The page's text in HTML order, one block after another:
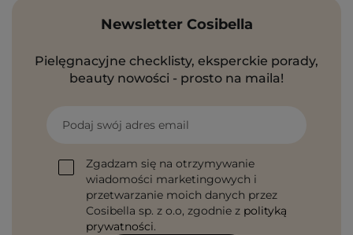
Newsletter Cosibella
Pielęgnacyjne checklisty, eksperckie porady,
beauty nowości - prosto na maila!
Podaj swój adres email
Zgadzam się na otrzymywanie
wiadomości marketingowych i
przetwarzanie moich danych przez
Cosibella sp. z o.o, zgodnie z polityką
prywatności.